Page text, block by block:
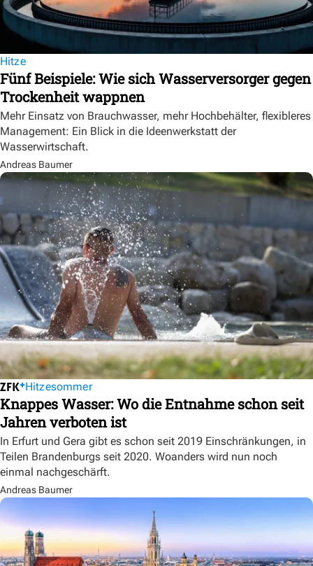
Hitze
Fünf Beispiele: Wie sich Wasserversorger gegen
Trockenheit wappnen
Mehr Einsatz von Brauchwasser, mehr Hochbehälter, flexibleres
Management: Ein Blick in die Ideenwerkstatt der
Wasserwirtschaft.
Andreas Baumer
Hitzesommer
Knappes Wasser: Wo die Entnahme schon seit
Jahren verboten ist
In Erfurt und Gera gibt es schon seit 2019 Einschränkungen, in
Teilen Brandenburgs seit 2020. Woanders wird nun noch
einmal nachgeschärft.
Andreas Baumer